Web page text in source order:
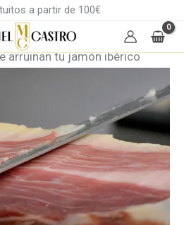
a partir de 100€
arruinan tu jamón ibérico